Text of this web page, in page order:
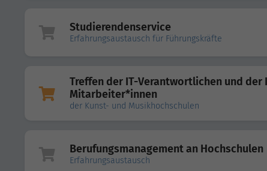
Studierendenservice
Erfahrungsaustausch für Führungskräfte
Treffen der IT-Verantwortlichen und der
Mitarbeiter*innen
der Kunst- und Musikhochschulen
Berufungsmanagement an Hochschulen
Erfahrungsaustausch